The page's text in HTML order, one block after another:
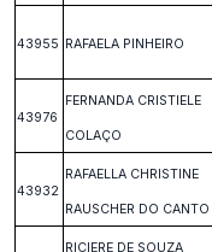
43955 RAFAELA PINHEIRO
43976
FERNANDA CRISTIELE
COLAÇO
43932
RAFAELLA CHRISTINE
RAUSCHER DO CANTO
RICIERE DE SOUZA